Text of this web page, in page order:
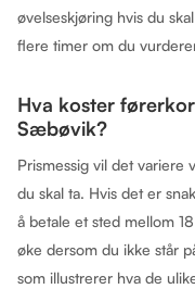
øvelseskjøring hvis du
flere timer om du
Hva koster
Sæbøvik?
Prismessig vil det variere
du skal ta. Hvis det er
å betale et sted mellom
øke dersom du ikke står
som illustrerer hva de